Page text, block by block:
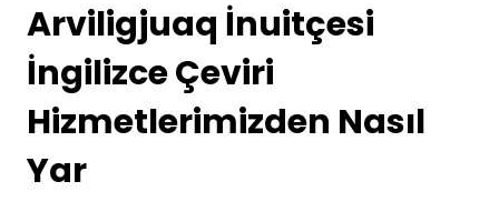
Arviligjuaq İnuitçesi
İngilizce Çeviri
Hizmetlerimizden Nasıl
Yar